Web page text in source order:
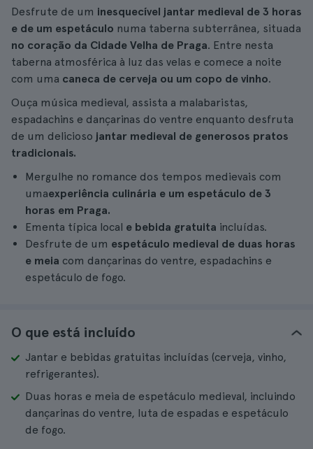
Desfrute de um inesquecível jantar medieval de 3 horas
e de um espetáculo numa taberna subterrânea, situada
no coração da Cidade Velha de Praga. Entre nesta
taberna atmosférica à luz das velas e comece a noite
com uma caneca de cerveja ou um copo de vinho.
Ouça música medieval, assista a malabaristas,
espadachins e dançarinas do ventre enquanto desfruta
de um delicioso jantar medieval de generosos pratos
tradicionais.
Mergulhe no romance dos tempos medievais com
umaexperiência culinária e um espetáculo de 3
horas em Praga.
Ementa típica local e bebida gratuita incluídas.
Desfrute de um espetáculo medieval de duas horas
e meia com dançarinas do ventre, espadachins e
espetáculo de fogo.
O que está incluído
Jantar e bebidas gratuitas incluídas (cerveja, vinho,
refrigerantes).
Duas horas e meia de espetáculo medieval, incluindo
dançarinas do ventre, luta de espadas e espetáculo
de fogo.